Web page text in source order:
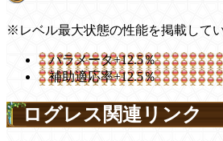
※レベル最大状態の性能を掲載してい
パラメータ+12.5％
補助適応率+12.5％
ログレス関連リンク